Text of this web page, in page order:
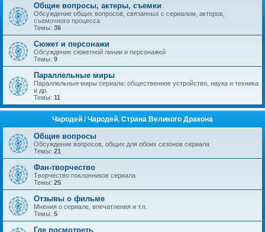
Общие вопросы, актеры, съемки
Обсуждение общих вопросов, связанных с сериалом, актеров,
съемочного процесса
Темы: 36
Сюжет и персонажи
Обсуждение сюжетной линии и персонажей
Темы: 9
Параллельные миры
Параллельные миры сериала: общественное устройство, наука и техника
и др.
Темы: 11
Чародей / Чародей. Страна Великого Дракона
Общие вопросы
Обсуждение вопросов, общих для обоих сезонов сериала
Темы: 21
Фан-творчество
Творчество поклонников сериала
Темы: 25
Отзывы о фильме
Мнения о сериале, впечатления и т.п.
Темы: 5
Где посмотреть